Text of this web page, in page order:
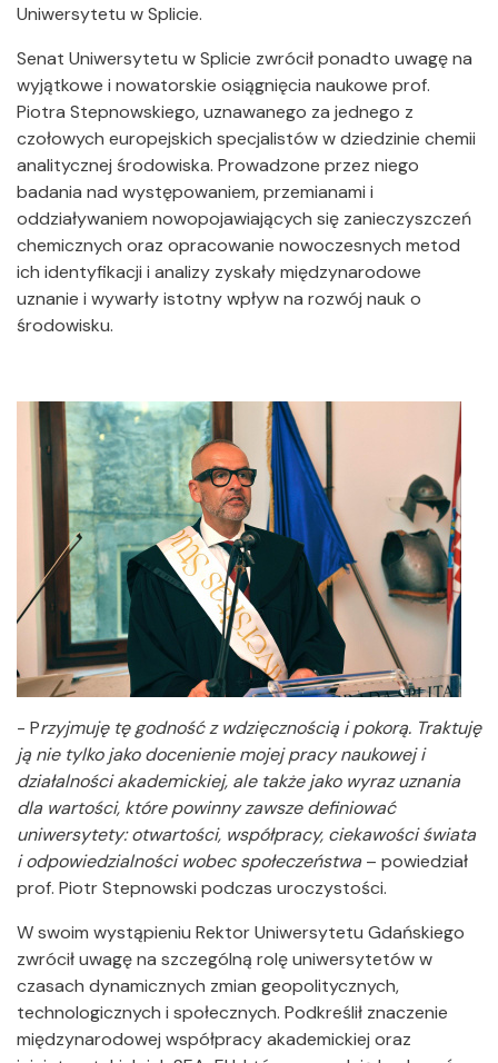
Uniwersytetu w Splicie.
Senat Uniwersytetu w Splicie zwrócił ponadto uwagę na
wyjątkowe i nowatorskie osiągnięcia naukowe prof.
Piotra Stepnowskiego, uznawanego za jednego z
czołowych europejskich specjalistów w dziedzinie chemii
analitycznej środowiska. Prowadzone przez niego
badania nad występowaniem, przemianami i
oddziaływaniem nowopojawiających się zanieczyszczeń
chemicznych oraz opracowanie nowoczesnych metod
ich identyfikacji i analizy zyskały międzynarodowe
uznanie i wywarły istotny wpływ na rozwój nauk o
środowisku.
- Przyjmuję tę godność z wdzięcznością i pokorą. Traktuję
ją nie tylko jako docenienie mojej pracy naukowej i
działalności akademickiej, ale także jako wyraz uznania
dla wartości, które powinny zawsze definiować
uniwersytety: otwartości, współpracy, ciekawości świata
i odpowiedzialności wobec społeczeństwa – powiedział
prof. Piotr Stepnowski podczas uroczystości.
W swoim wystąpieniu Rektor Uniwersytetu Gdańskiego
zwrócił uwagę na szczególną rolę uniwersytetów w
czasach dynamicznych zmian geopolitycznych,
technologicznych i społecznych. Podkreślił znaczenie
międzynarodowej współpracy akademickiej oraz